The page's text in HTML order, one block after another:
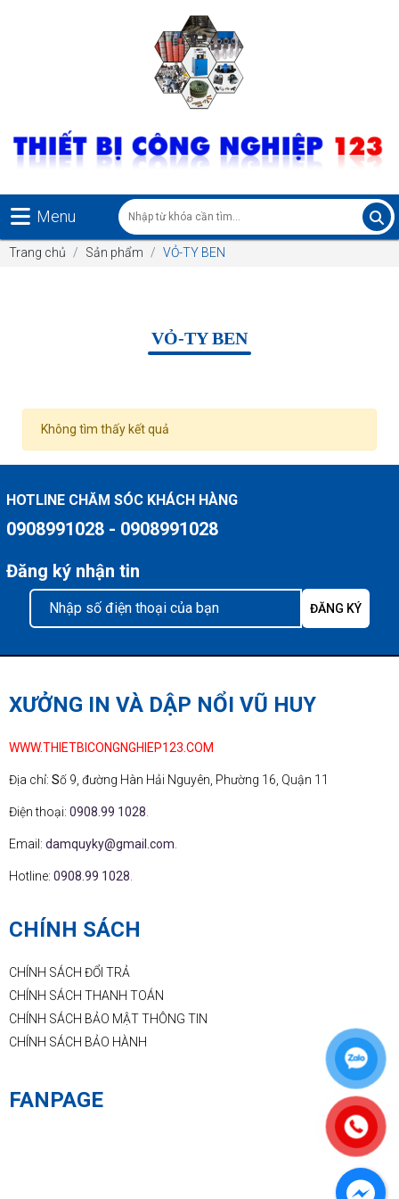
Menu
Trang chủ Sản phẩm VỎ-TY BEN
VỎ-TY BEN
Không tìm thấy kết quả
HOTLINE CHĂM SÓC KHÁCH HÀNG
0908991028 - 0908991028
Đăng ký nhận tin
XƯỞNG IN VÀ DẬP NỔI VŨ HUY
WWW.THIETBICONGNGHIEP123.COM
Địa chỉ: Số 9, đường Hàn Hải Nguyên, Phường 16, Quận 11
Điện thoại: 0908.99 1028
Email: damquyky@gmail.com
Hotline: 0908.99 1028
CHÍNH SÁCH
CHÍNH SÁCH ĐỔI TRẢ
CHÍNH SÁCH THANH TOÁN
CHÍNH SÁCH BẢO MẬT THÔNG TIN
CHÍNH SÁCH BẢO HÀNH
FANPAGE